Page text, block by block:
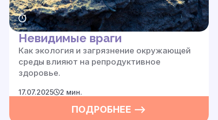
Невидимые враги
Как экология и загрязнение окружающей
среды влияют на репродуктивное
здоровье.
ПОДРОБНЕЕ —>
17.07.2025 2 мин.